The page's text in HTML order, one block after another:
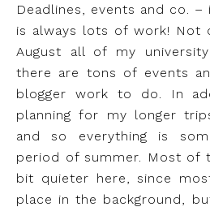
Deadlines, events and co.
is always lots of work! Not
August all of my
there are tons of events
blogger work to do. In
planning for my longer
and so everything is
period of summer. Most of
bit quieter here, since
place in the background,